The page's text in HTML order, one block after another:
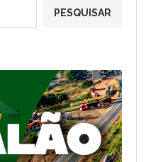
PESQUISAR